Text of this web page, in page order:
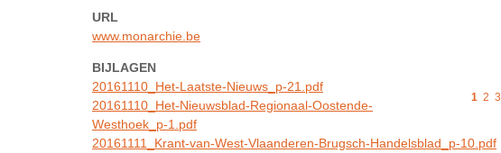
1 2 3
URL
www.monarchie.be
BIJLAGEN
20161110_Het-Laatste-Nieuws_p-21.pdf
20161110_Het-Nieuwsblad-Regionaal-Oostende-
Westhoek_p-1.pdf
20161111_Krant-van-West-Vlaanderen-Brugsch-Handelsblad_p-10.pdf